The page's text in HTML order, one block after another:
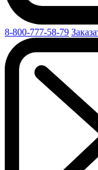
8-800-777-58-79